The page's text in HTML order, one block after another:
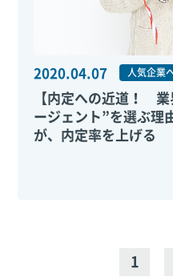
2020.04.07 人気企業
【内定への近道！
ージェント”を選ぶ理
が、内定率を上げる
1